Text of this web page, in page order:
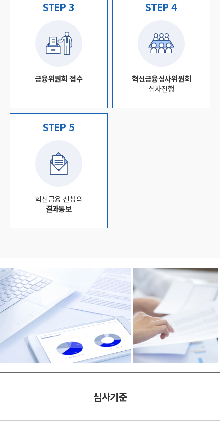
STEP 3
금융위원회 접수
STEP 4
혁신금융심사위원회
심사진행
STEP 5
혁신금융 신청의
결과통보
심사기준